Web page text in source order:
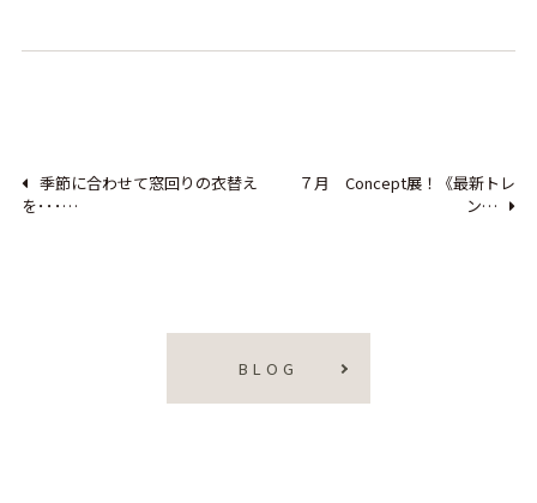
季節に合わせて窓回りの衣替え
を･･･…
７月 Concept展！《最新トレ
ン…
BLOG